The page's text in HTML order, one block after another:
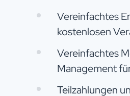
Vereinfachtes
kostenlosen
Vereinfachtes
Management
Teilzahlungen